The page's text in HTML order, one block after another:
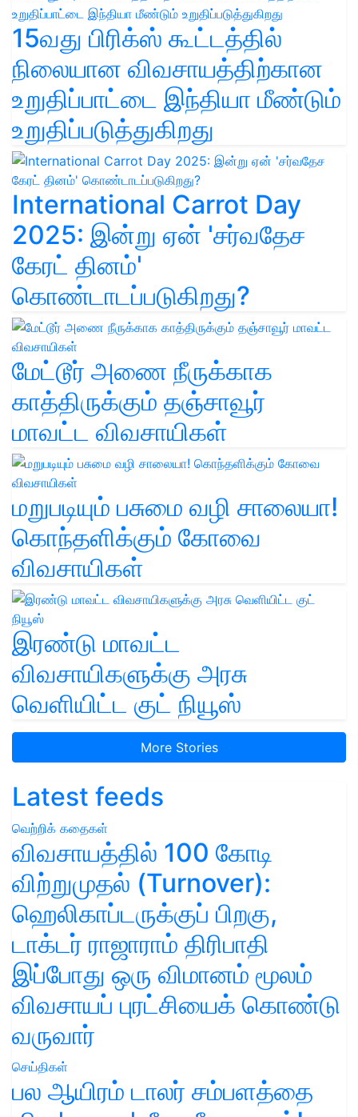
15வது பிரிக்ஸ் கூட்டத்தில்
நிலையான விவசாயத்திற்கான
உறுதிப்பாட்டை இந்தியா மீண்டும்
உறுதிப்படுத்துகிறது
International Carrot Day
2025: இன்று ஏன் 'சர்வதேச
கேரட் தினம்'
கொண்டாடப்படுகிறது?
மேட்டூர் அணை நீருக்காக
காத்திருக்கும் தஞ்சாவூர்
மாவட்ட விவசாயிகள்
மறுபடியும் பசுமை வழி சாலையா!
கொந்தளிக்கும் கோவை
விவசாயிகள்
இரண்டு மாவட்ட
விவசாயிகளுக்கு அரசு
வெளியிட்ட குட் நியூஸ்
More Stories
Latest feeds
வெற்றிக் கதைகள்
விவசாயத்தில் 100 கோடி
விற்றுமுதல் (Turnover):
ஹெலிகாப்டருக்குப் பிறகு,
டாக்டர் ராஜாராம் திரிபாதி
இப்போது ஒரு விமானம் மூலம்
விவசாயப் புரட்சியைக் கொண்டு
வருவார்
செய்திகள்
பல ஆயிரம் டாலர் சம்பளத்தை